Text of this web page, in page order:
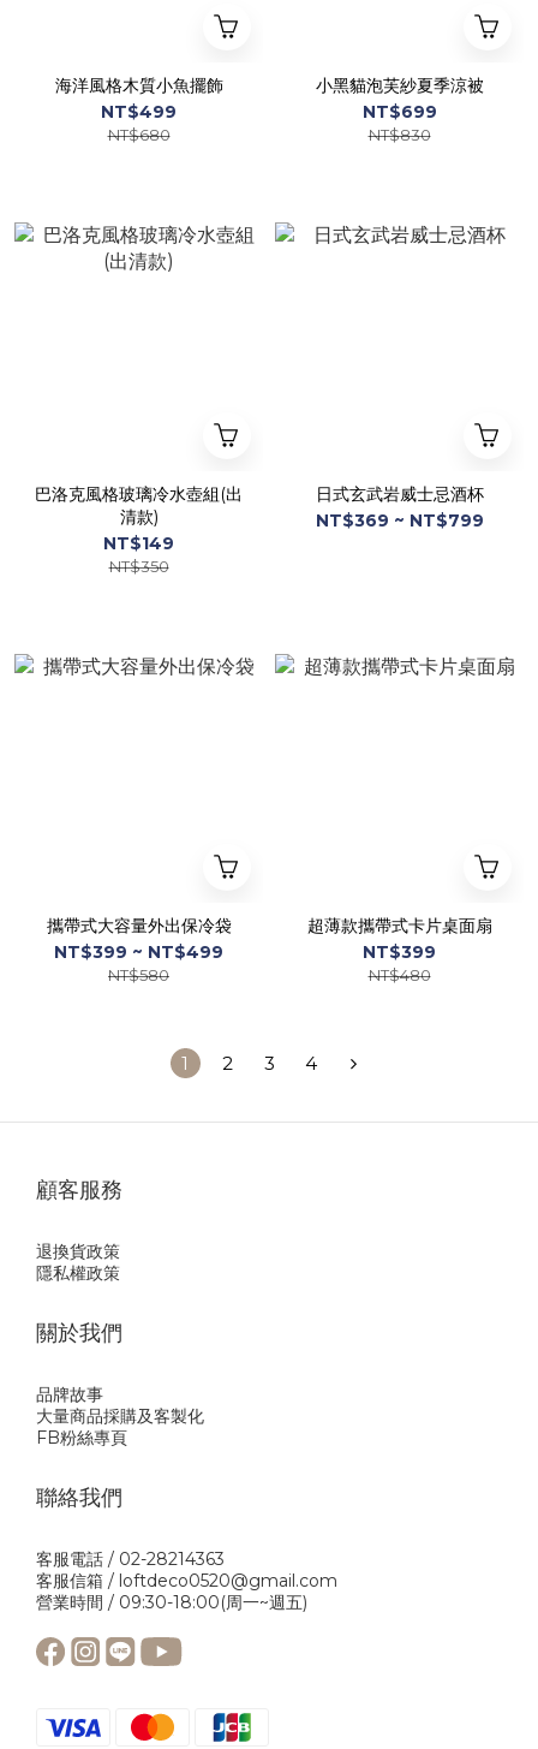
海洋風格木質小魚擺飾
NT$499
NT$680
小黑貓泡芙紗夏季涼被
NT$699
NT$830
巴洛克風格玻璃冷水壺組(出
清款)
NT$149
NT$350
日式玄武岩威士忌酒杯
NT$369 ~ NT$799
攜帶式大容量外出保冷袋
NT$399 ~ NT$499
NT$580
超薄款攜帶式卡片桌面扇
NT$399
NT$480
1 2 3 4
顧客服務
退換貨政策
隱私權政策
關於我們
品牌故事
大量商品採購及客製化
FB粉絲專頁
聯絡我們
客服電話 / 02-28214363
客服信箱 / loftdeco0520@gmail.com
營業時間 / 09:30-18:00(周一~週五)